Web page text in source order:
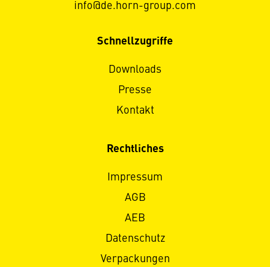
info@de.horn-group.com
Schnellzugriffe
Downloads
Presse
Kontakt
Rechtliches
Impressum
AGB
AEB
Datenschutz
Verpackungen